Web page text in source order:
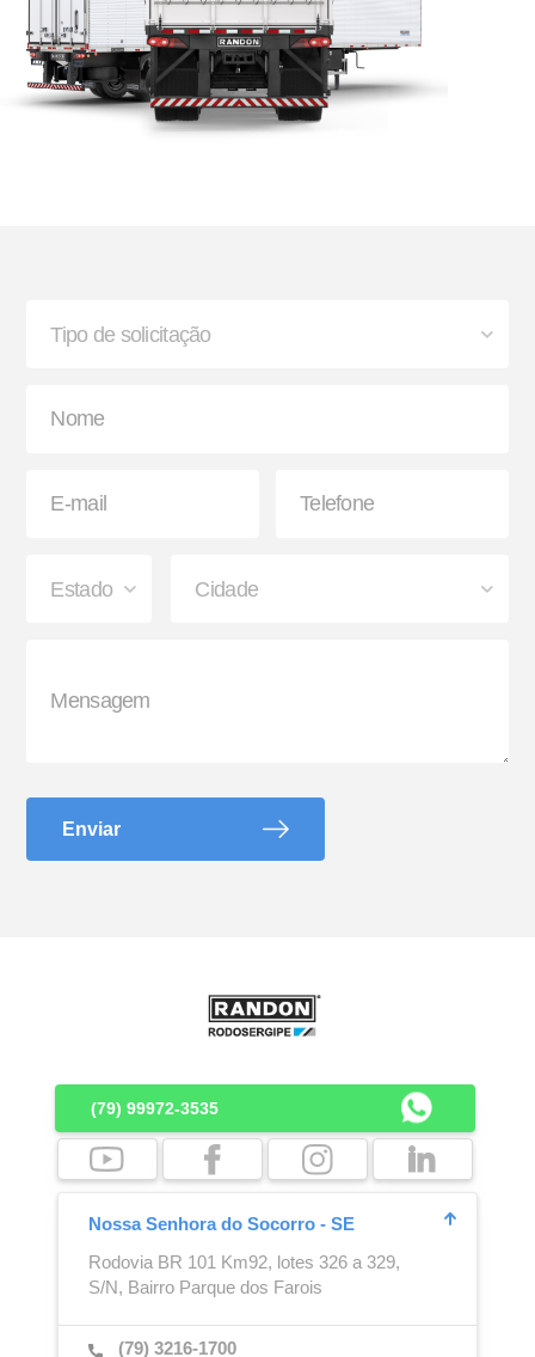
Enviar
(79) 99972-3535
Nossa Senhora do Socorro - SE
Rodovia BR 101 Km92, lotes 326 a 329,
S/N, Bairro Parque dos Farois
(79) 3216-1700